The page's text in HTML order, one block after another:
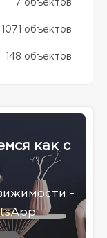
7 объектов
1071 объектов
148 объектов
как с
-